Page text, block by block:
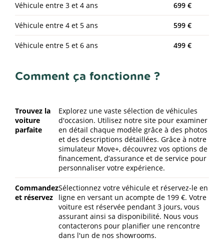
Véhicule entre 3 et 4 ans 699 €
Véhicule entre 4 et 5 ans 599 €
Véhicule entre 5 et 6 ans 499 €
Comment ça fonctionne ?
Trouvez la
voiture
parfaite
Explorez une vaste sélection de véhicules
d'occasion. Utilisez notre site pour examiner
en détail chaque modèle grâce à des photos
et des descriptions détaillées. Grâce à notre
simulateur Move+, découvrez vos options de
financement, d’assurance et de service pour
personnaliser votre expérience.
Commandez
et réservez
Sélectionnez votre véhicule et réservez-le en
ligne en versant un acompte de 199 €. Votre
voiture est réservée pendant 3 jours, vous
assurant ainsi sa disponibilité. Nous vous
contacterons pour planifier une rencontre
dans l'un de nos showrooms.